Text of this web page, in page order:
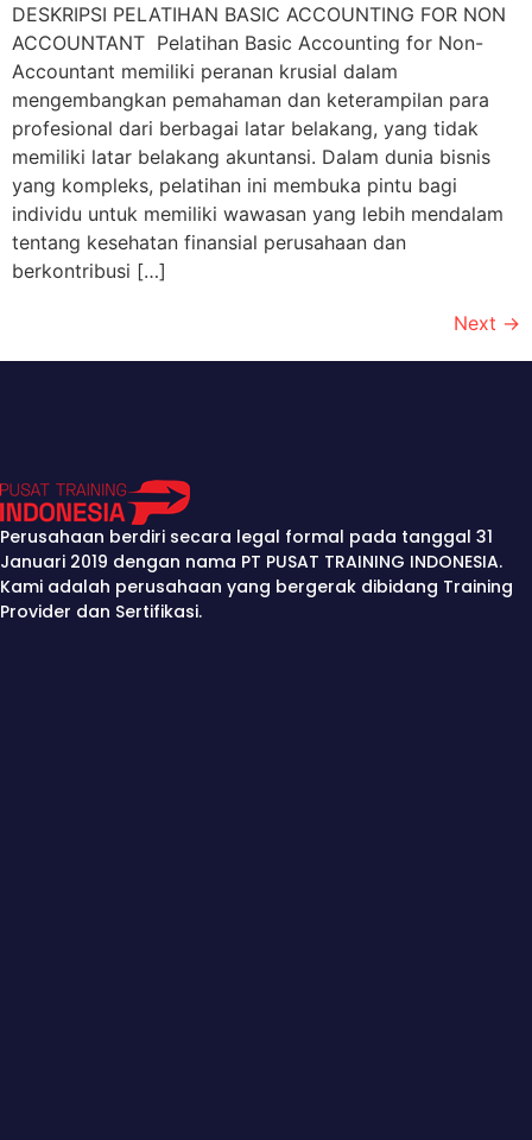
DESKRIPSI PELATIHAN BASIC ACCOUNTING FOR NON
ACCOUNTANT Pelatihan Basic Accounting for Non-
Accountant memiliki peranan krusial dalam
mengembangkan pemahaman dan keterampilan para
profesional dari berbagai latar belakang, yang tidak
memiliki latar belakang akuntansi. Dalam dunia bisnis
yang kompleks, pelatihan ini membuka pintu bagi
individu untuk memiliki wawasan yang lebih mendalam
tentang kesehatan finansial perusahaan dan
berkontribusi […]
Next →
Perusahaan berdiri secara legal formal pada tanggal 31
Januari 2019 dengan nama PT PUSAT TRAINING INDONESIA.
Kami adalah perusahaan yang bergerak dibidang Training
Provider dan Sertifikasi.